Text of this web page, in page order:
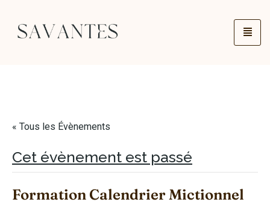
« Tous les Évènements
Cet évènement est passé
Formation Calendrier Mictionnel